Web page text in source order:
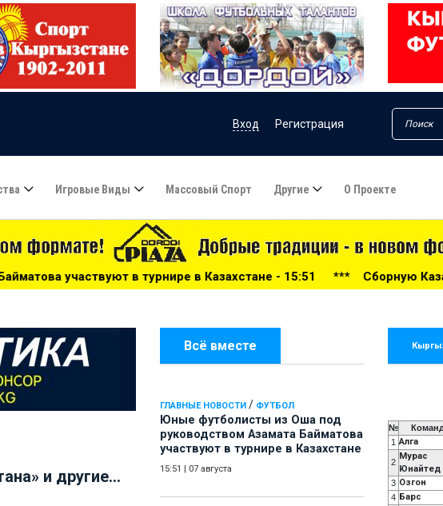
Вход Регистрация
Игровые Виды Массовый Спорт Другие О Проекте
в Казахстане - 15:51 ***Сборную Казахстана по футболу
Всё вместе
ГЛАВНЫЕ НОВОСТИ / ФУТБОЛ
Юные футболисты из Оша под
руководством Азамата Байматова
участвуют в турнире в Казахстане
15:51 07 августа
и другие...
№
1 Алга
2
Мурас
Юнайтед
3 Озгон
4 Барс